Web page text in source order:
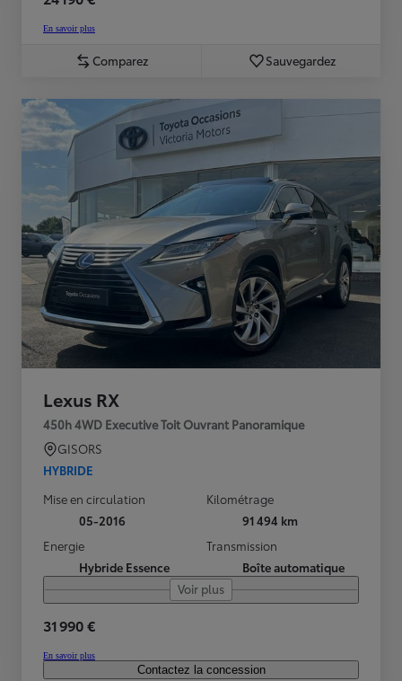
En savoir plus
Comparez Sauvegardez
Lexus RX
450h 4WD Executive Toit Ouvrant Panoramique
GISORS
HYBRIDE
Mise en circulation
05-2016
Kilométrage
91 494 km
Energie
Hybride Essence
Transmission
Boîte automatique
Voir plus
31 990 €
En savoir plus
Contactez la concession